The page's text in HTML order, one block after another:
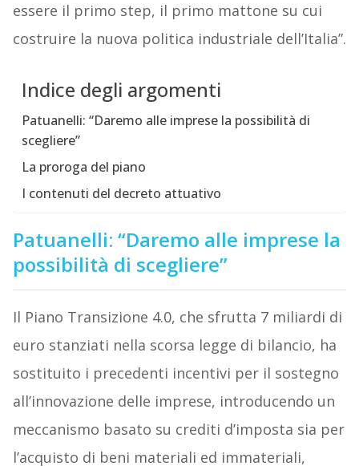
essere il primo step, il primo mattone su cui
costruire la nuova politica industriale dell’Italia”.
Indice degli argomenti
Patuanelli: “Daremo alle imprese la possibilità di
scegliere”
La proroga del piano
I contenuti del decreto attuativo
Patuanelli: “Daremo alle imprese la
possibilità di scegliere”
Il Piano Transizione 4.0, che sfrutta 7 miliardi di
euro stanziati nella scorsa legge di bilancio, ha
sostituito i precedenti incentivi per il sostegno
all’innovazione delle imprese, introducendo un
meccanismo basato su crediti d’imposta sia per
l’acquisto di beni materiali ed immateriali,